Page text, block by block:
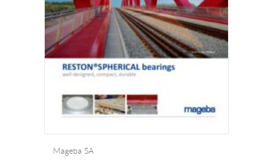
Mageba SA